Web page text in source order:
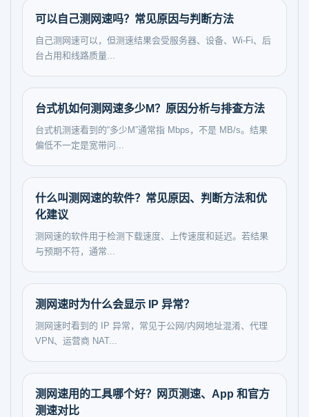
可以自己测网速吗？常见原因与判断方法
自己测网速可以，但测速结果会受服务器、设备、Wi-Fi、后
台占用和线路质量...
台式机如何测网速多少M？原因分析与排查方法
台式机测速看到的“多少M”通常指 Mbps，不是 MB/s。结果
偏低不一定是宽带问...
什么叫测网速的软件？常见原因、判断方法和优
化建议
测网速的软件用于检测下载速度、上传速度和延迟。若结果
与预期不符，通常...
测网速时为什么会显示 IP 异常？
测网速时看到的 IP 异常，常见于公网/内网地址混淆、代理
VPN、运营商 NAT...
测网速用的工具哪个好？网页测速、App 和官方
测速对比